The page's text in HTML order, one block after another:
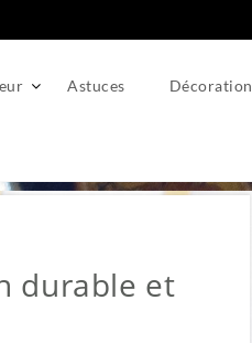
Astuces Décoration
durable et